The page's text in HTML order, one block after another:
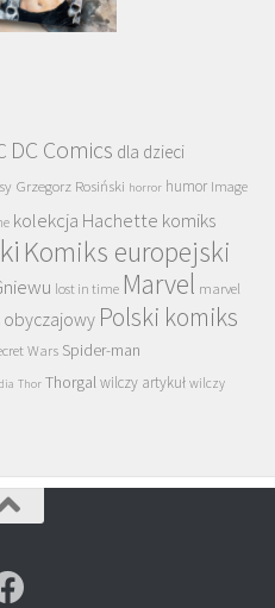
DC Comics dla dzieci
Grzegorz Rosiński horror humor Image
kolekcja Hachette komiks
Komiks europejski
lost in time Marvel marvel
obyczajowy Polski komiks
Wars Spider-man
Thor Thorgalwilczy artykuł wilczy